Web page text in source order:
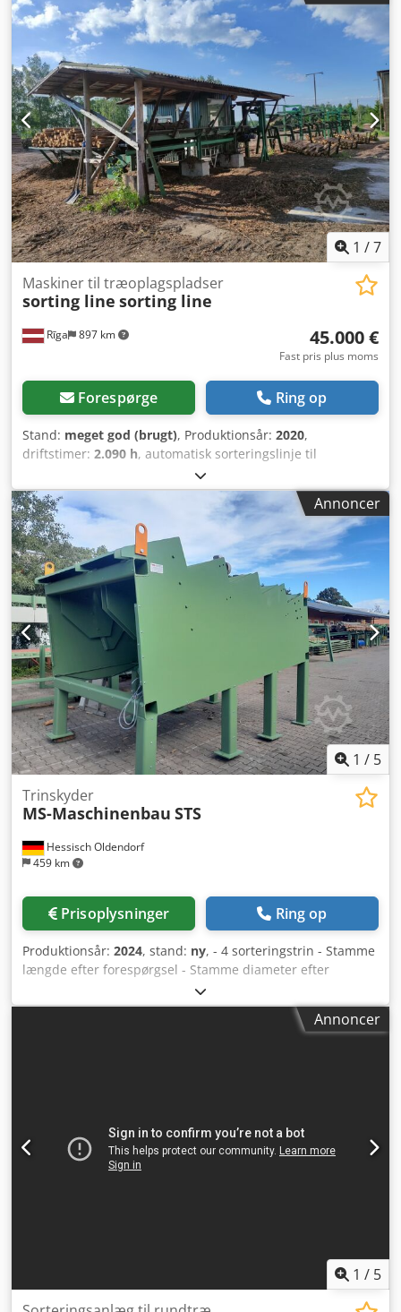
årgang 1984. Den har en Jonsered-kran med en
rækkevidde på 13 m. Den fungerer fint og kan besigtiges.
Dsdpfxoy Ry Rqj Amysck
1 /7
Rīga 897 km
Maskiner til træoplagspladser
sorting line sorting line
45.000 €
Fast pris plus moms
Forespørge Ring op
Stand: meget god (brugt), Produktionsår: 2020,
driftstimer: 2.090 h, automatisk sorteringslinje til
tømmerstokke med 8 sorteringskasser. Systemet
behandler tømmerstokke med diametre fra 60 til 400 mm
og længder fra 2 til 4 meter. Der blev installeret helt ny
elektronik i 2020. Dcjdpfx Aszcf Dfjmyjk
Annoncer
1 / 5
Hessisch Oldendorf
459 km
Trinskyder
MS-Maschinenbau STS
Prisoplysninger Ring op
Produktionsår: 2024, stand: ny, - 4 sorteringstrin - Stamme
længde efter forespørgsel - Stamme diameter efter
forespørgsel - Aflæsningshøjde efter forespørgsel - 5,5 kW
SEW gearmotor Dedpepfaubsfx Amysck - R127 SEW gear
Annoncer
1 / 5